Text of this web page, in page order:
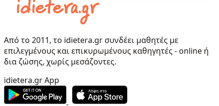
Από το 2011, το idietera.gr συνδέει μαθητές με
επιλεγμένους και επικυρωμένους καθηγητές - online ή
δια ζώσης, χωρίς μεσάζοντες.
idietera.gr App